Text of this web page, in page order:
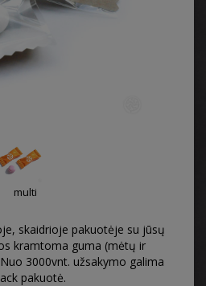
multi
skaidrioje pakuotėje su jūsų
kramtoma guma (mėtų ir
3000vnt. užsakymo galima
pakuotė.